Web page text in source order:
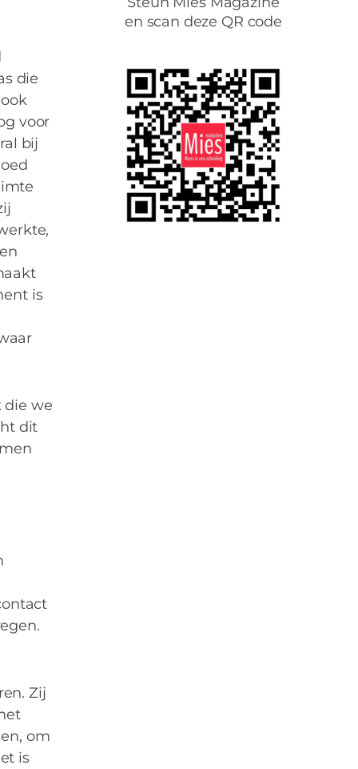
die
voor
bij
is
die we
dit
Zij
om
is
en scan deze QR code